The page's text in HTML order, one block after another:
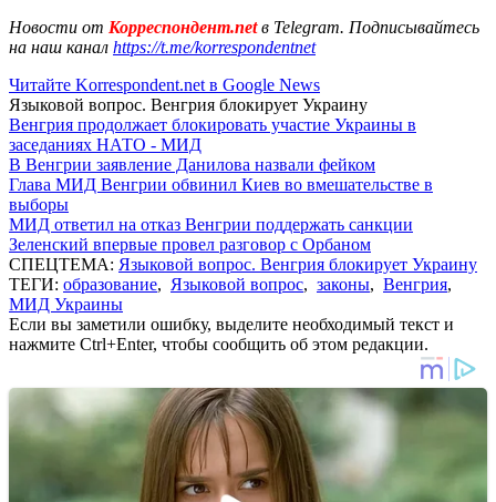
Новости от Корреспондент.netв Telegram. Подписывайтесь
на наш канал https://t.me/korrespondentnet
Читайте Korrespondent.net в Google News
Языковой вопрос. Венгрия блокирует Украину
Венгрия продолжает блокировать участие Украины в
заседаниях НАТО - МИД
В Венгрии заявление Данилова назвали фейком
Глава МИД Венгрии обвинил Киев во вмешательстве в
выборы
МИД ответил на отказ Венгрии поддержать санкции
Зеленский впервые провел разговор с Орбаном
СПЕЦТЕМА: Языковой вопрос. Венгрия блокирует Украину
ТЕГИ: образование, Языковой вопрос, законы, Венгрия,
МИД Украины
Если вы заметили ошибку, выделите необходимый текст и
нажмите Ctrl+Enter, чтобы сообщить об этом редакции.